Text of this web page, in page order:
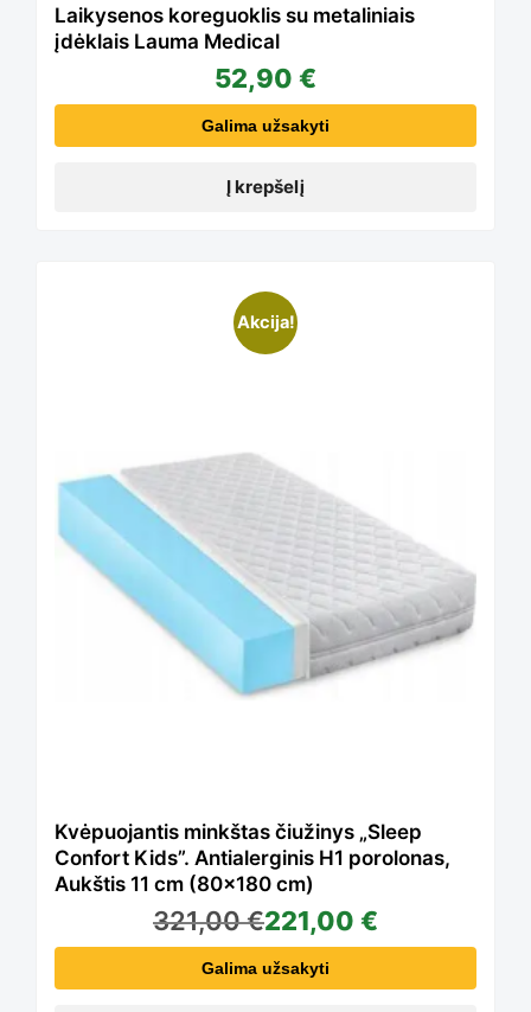
Laikysenos koreguoklis su metaliniais
įdėklais Lauma Medical
52,90 €
Galima užsakyti
Į krepšelį
Akcija!
Kvėpuojantis minkštas čiužinys „Sleep
Confort Kids”. Antialerginis H1 porolonas,
Aukštis 11 cm (80×180 cm)
321,00€221,00 €
Galima užsakyti